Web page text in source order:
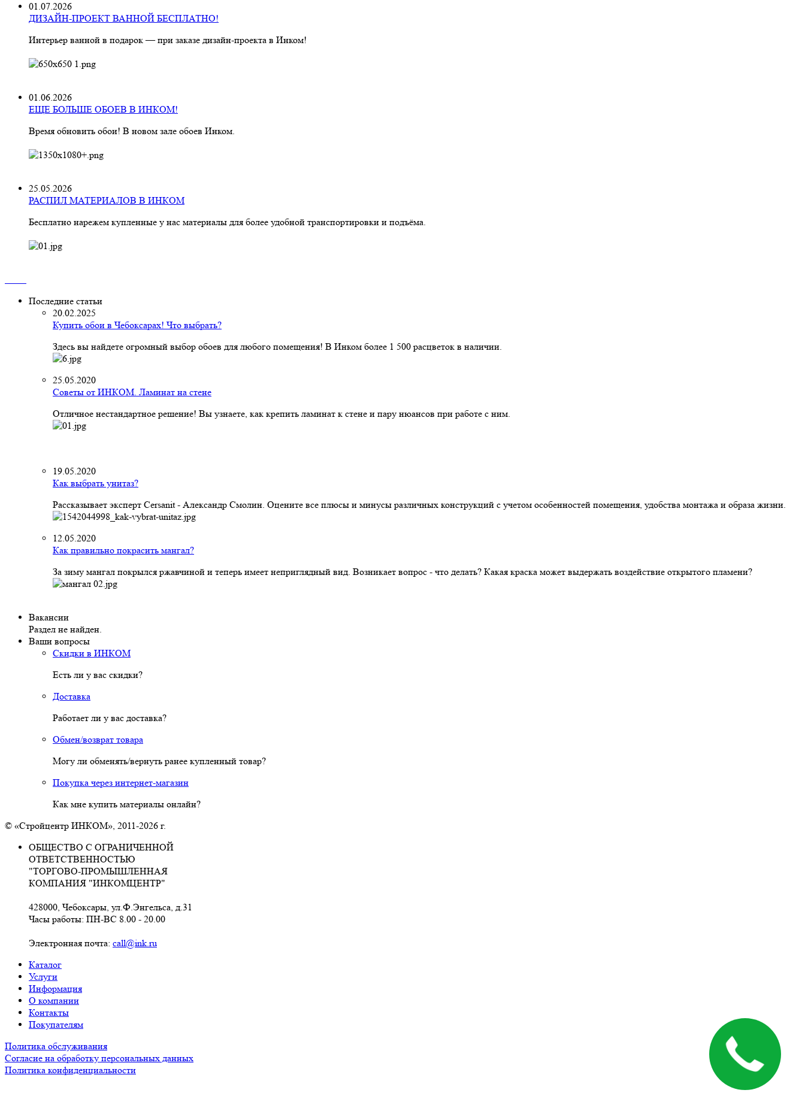
01.07.2026
ДИЗАЙН-ПРОЕКТ ВАННОЙ БЕСПЛАТНО!
Интерьер ванной в подарок — при заказе дизайн‑проекта в Инком!
01.06.2026
ЕЩЕ БОЛЬШЕ ОБОЕВ В ИНКОМ!
Время обновить обои! В новом зале обоев Инком.
25.05.2026
РАСПИЛ МАТЕРИАЛОВ В ИНКОМ
Бесплатно нарежем купленные у нас материалы для более удобной транспортировки и подъёма.
Последние статьи
20.02.2025
Купить обои в Чебоксарах! Что выбрать?
Здесь вы найдете огромный выбор обоев для любого помещения! В Инком более 1 500 расцветок в наличии.
25.05.2020
Советы от ИНКОМ. Ламинат на стене
Отличное нестандартное решение! Вы узнаете, как крепить ламинат к стене и пару нюансов при работе с ним.
19.05.2020
Как выбрать унитаз?
Рассказывает эксперт Cersanit - Александр Смолин. Оцените все плюсы и минусы различных конструкций с учетом особенностей помещения, удобства монтажа и образа жизни.
12.05.2020
Как правильно покрасить мангал?
За зиму мангал покрылся ржавчиной и теперь имеет неприглядный вид. Возникает вопрос - что делать? Какая краска может выдержать воздействие открытого пламени?
Вакансии
Раздел не найден.
Ваши вопросы
Скидки в ИНКОМ
Есть ли у вас скидки?
Доставка
Работает ли у вас доставка?
Обмен/возврат товара
Могу ли обменять/вернуть ранее купленный товар?
Покупка через интернет-магазин
Как мне купить материалы онлайн?
© «Стройцентр ИНКОМ», 2011-2026 г.
ОБЩЕСТВО С ОГРАНИЧЕННОЙ
ОТВЕТСТВЕННОСТЬЮ
"ТОРГОВО-ПРОМЫШЛЕННАЯ
КОМПАНИЯ "ИНКОМЦЕНТР"
428000, Чебоксары, ул.Ф.Энгельса, д.31
Часы работы: ПН-ВС 8.00 - 20.00
Электронная почта: call@ink.ru
Каталог
Услуги
Информация
О компании
Контакты
Покупателям
Политика обслуживания
Согласие на обработку персональных данных
Политика конфиденциальности